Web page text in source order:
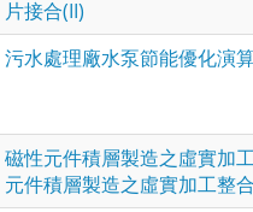
片接合(II)
污水處理廠水泵節能優化演
磁性元件積層製造之虛實加
元件積層製造之虛實加工整